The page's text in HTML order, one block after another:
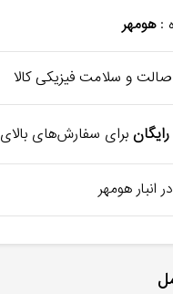
: هومهر
و سلامت فیزیکی کالا
برای سفارش‌های بالای
انبار هومهر